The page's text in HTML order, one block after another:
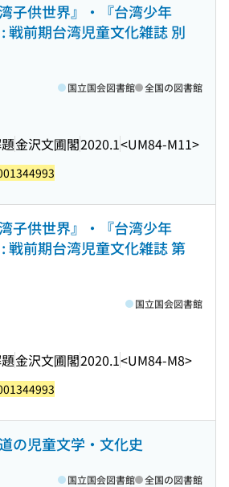
湾子供世界』・『台湾少年
戦前期台湾児童文化雑誌 別
金沢文圃閣2020.1<UM84-M11>
国立国会図書館 全国の図書館
湾子供世界』・『台湾少年
戦前期台湾児童文化雑誌 第
金沢文圃閣2020.1<UM84-M8>
国立国会図書館
の児童文学・文化史
国立国会図書館 全国の図書館